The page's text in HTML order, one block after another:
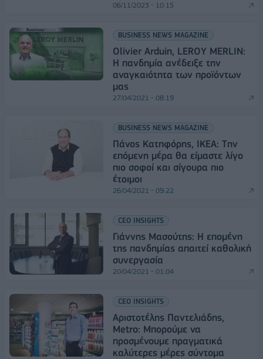
06/11/2023 - 10:15
BUSINESS NEWS MAGAZINE
Olivier Arduin, LEROY MERLIN:
H πανδημία ανέδειξε την
αναγκαιότητα των προϊόντων
μας
27/04/2021 - 08:19
BUSINESS NEWS MAGAZINE
Πάνος Κατηφόρης, IKEA: Tην
επόμενη μέρα θα είμαστε λίγο
πιο σοφοί και σίγουρα πιο
έτοιμοι
26/04/2021 - 09:22
CEO INSIGHTS
Γιάννης Μασούτης: Η επομένη
της πανδημίας απαιτεί καθολική
συνεργασία
20/04/2021 - 01:04
CEO INSIGHTS
Αριστοτέλης Παντελιάδης,
Μetro: Μπορούμε να
προσμένουμε πραγματικά
καλύτερες μέρες σύντομα